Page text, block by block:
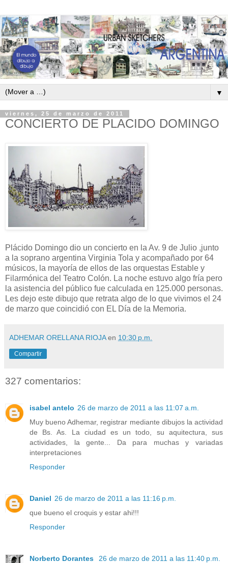
▼
viernes, 25 de marzo de 2011
CONCIERTO DE PLACIDO DOMINGO
Plácido Domingo dio un concierto en la Av. 9 de Julio ,junto
a la soprano argentina Virginia Tola y acompañado por 64
músicos, la mayoría de ellos de las orquestas Estable y
Filarmónica del Teatro Colón. La noche estuvo algo fría pero
la asistencia del público fue calculada en 125.000 personas.
Les dejo este dibujo que retrata algo de lo que vivimos el 24
de marzo que coincidió con EL Día de la Memoria.
ADHEMAR ORELLANA RIOJA en 10:30 p.m.
Compartir
327 comentarios:
isabel antelo 26 de marzo de 2011 a las 11:07 a.m.
Muy bueno Adhemar, registrar mediante dibujos la actividad
de Bs. As. La ciudad es un todo, su aquitectura, sus
actividades, la gente... Da para muchas y variadas
interpretaciones
Responder
Daniel 26 de marzo de 2011 a las 11:16 p.m.
que bueno el croquis y estar ahi!!!
Responder
Norberto Dorantes
26 de marzo de 2011 a las 11:40 p.m.